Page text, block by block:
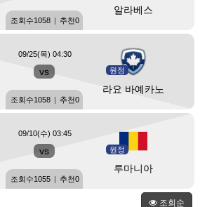
알라베스
조회수1058 | 추천0
vs 원정
라요 바예카노
09/25(목) 04:30
조회수1058 | 추천0
vs 원정
루마니아
09/10(수) 03:45
조회수1055 | 추천0
조회순